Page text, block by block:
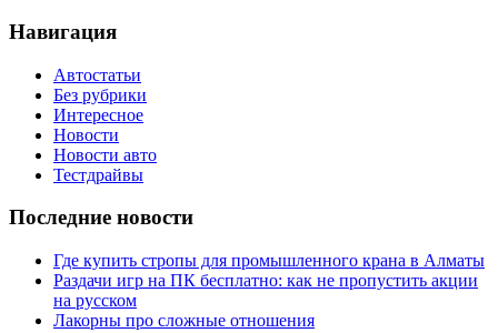
Навигация
Автостатьи
Без рубрики
Интересное
Новости
Новости авто
Тестдрайвы
Последние новости
Где купить стропы для промышленного крана в Алматы
Раздачи игр на ПК бесплатно: как не пропустить акции
на русском
Лакорны про сложные отношения